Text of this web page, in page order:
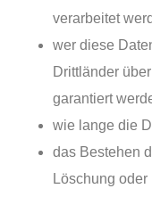
verarbeitet
wer diese
Drittländer
garantiert
wie lange die
das Bestehen
Löschung